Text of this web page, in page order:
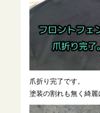
爪折り完了です。
塗装の割れも無く綺麗